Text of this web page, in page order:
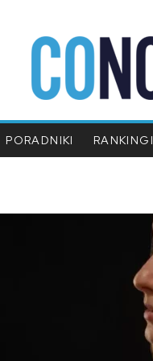
PORADNIKI RANKINGI